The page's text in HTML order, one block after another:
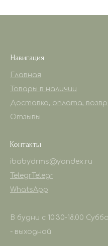
Навигация
Главная
Товары в наличии
Доставка, оплата,
Отзывы
Контакты
ibabydrms@yandex.ru
Telegr Telegr
WhatsApp
В будни с 10.30-18.00
- выходной